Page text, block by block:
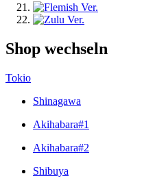
Shop wechseln
Tokio
Shinagawa
Akihabara#1
Akihabara#2
Shibuya